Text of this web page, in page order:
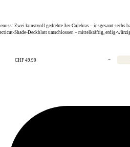
Zwei kunstvoll gedrehte 3er-Culebras – insgesamt
Shade-Deckblatt umschlossen – mittelkräftig, erdig-
CHF 49.90 −